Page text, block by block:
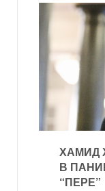
ХАМИД
В
“ПЕРЕ”